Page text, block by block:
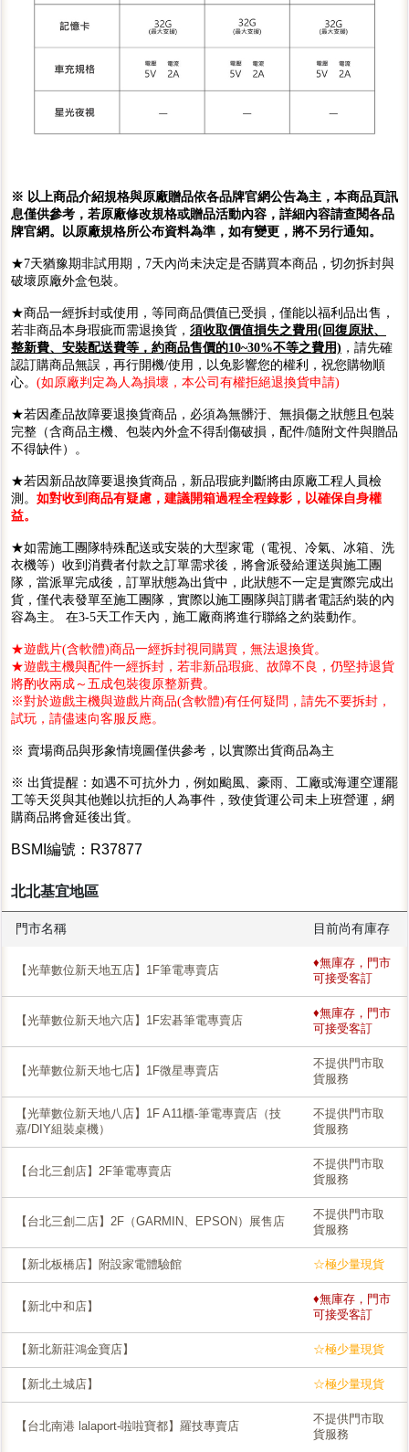
※ 以上商品介紹規格與原廠贈品依各品牌官網公告為主，本商品頁訊
息僅供參考，若原廠修改規格或贈品活動內容，詳細內容請查閱各品
牌官網。以原廠規格所公布資料為準，如有變更，將不另行通知。
★7天猶豫期非試用期，7天內尚未決定是否購買本商品，切勿拆封與
破壞原廠外盒包裝。
★商品一經拆封或使用，等同商品價值已受損，僅能以福利品出售，
若非商品本身瑕疵而需退換貨， 須收取價值損失之費用(回復原狀、
整新費、安裝配送費等，約商品售價的10~30%不等之費用) ，請先確
認訂購商品無誤，再行開機/使用，以免影響您的權利，祝您購物順
心。 (如原廠判定為人為損壞，本公司有權拒絕退換貨申請)
★若因產品故障要退換貨商品，必須為無髒汙、無損傷之狀態且包裝
完整（含商品主機、包裝內外盒不得刮傷破損，配件/隨附文件與贈品
不得缺件）。
★若因新品故障要退換貨商品，新品瑕疵判斷將由原廠工程人員檢
測。 如對收到商品有疑慮，建議開箱過程全程錄影，以確保自身權
益。
★如需施工團隊特殊配送或安裝的大型家電（電視、冷氣、冰箱、洗
衣機等）收到消費者付款之訂單需求後，將會派發給運送與施工團
隊，當派單完成後，訂單狀態為出貨中，此狀態不一定是實際完成出
貨，僅代表發單至施工團隊，實際以施工團隊與訂購者電話約裝的內
容為主。 在3-5天工作天內，施工廠商將進行聯絡之約裝動作。
★遊戲片(含軟體)商品一經拆封視同購買，無法退換貨。
★遊戲主機與配件一經拆封，若非新品瑕疵、故障不良，仍堅持退貨
將酌收兩成～五成包裝復原整新費。
※對於遊戲主機與遊戲片商品(含軟體)有任何疑問，請先不要拆封，
試玩，請儘速向客服反應。
※ 賣場商品與形象情境圖僅供參考，以實際出貨商品為主
※ 出貨提醒：如遇不可抗外力，例如颱風、豪雨、工廠或海運空運罷
工等天災與其他難以抗拒的人為事件，致使貨運公司未上班營運，網
購商品將會延後出貨。
BSMI編號：R37877
北北基宜地區
門市名稱 目前尚有庫存
【光華數位新天地五店】1F筆電專賣店
♦無庫存，門市
可接受客訂
【光華數位新天地六店】1F宏碁筆電專賣店
♦無庫存，門市
可接受客訂
【光華數位新天地七店】1F微星專賣店
不提供門市取
貨服務
【光華數位新天地八店】1F A11櫃-筆電專賣店（技
嘉/DIY組裝桌機）
不提供門市取
貨服務
【台北三創店】2F筆電專賣店
不提供門市取
貨服務
【台北三創二店】2F（GARMIN、EPSON）展售店
不提供門市取
貨服務
【新北板橋店】附設家電體驗館 ☆極少量現貨
【新北中和店】
♦無庫存，門市
可接受客訂
【新北新莊鴻金寶店】 ☆極少量現貨
【新北土城店】 ☆極少量現貨
【台北南港 lalaport-啦啦寶都】羅技專賣店
不提供門市取
貨服務